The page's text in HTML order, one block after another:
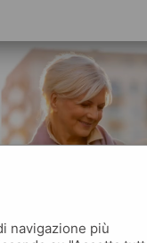
navigazione più